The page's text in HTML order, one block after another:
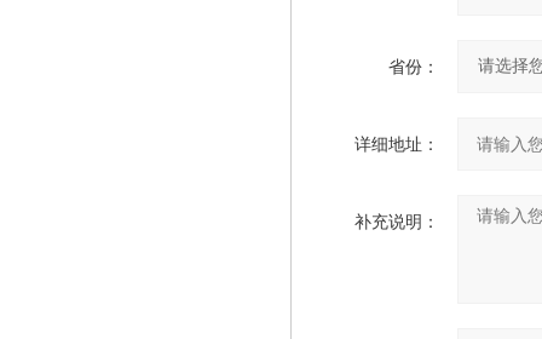
省份：
详细地址：
补充说明：